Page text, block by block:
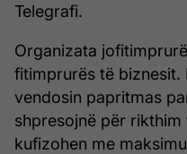
Telegrafi.
Organizata
fitimprurës të
vendosin papritmas
shpresojnë për
kufizohen me